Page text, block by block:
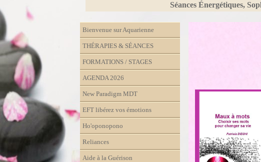
Séances Énergétiques,
Bienvenue sur Aquarienne
THÉRAPIES & SÉANCES
FORMATIONS / STAGES
AGENDA 2026
New Paradigm MDT
EFT libérez vos émotions
Ho'oponopono
Reliances
Aide à la Guérison